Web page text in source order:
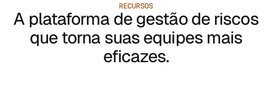
RECURSOS
A plataforma de gestão de riscos
que torna suas equipes mais
eficazes.